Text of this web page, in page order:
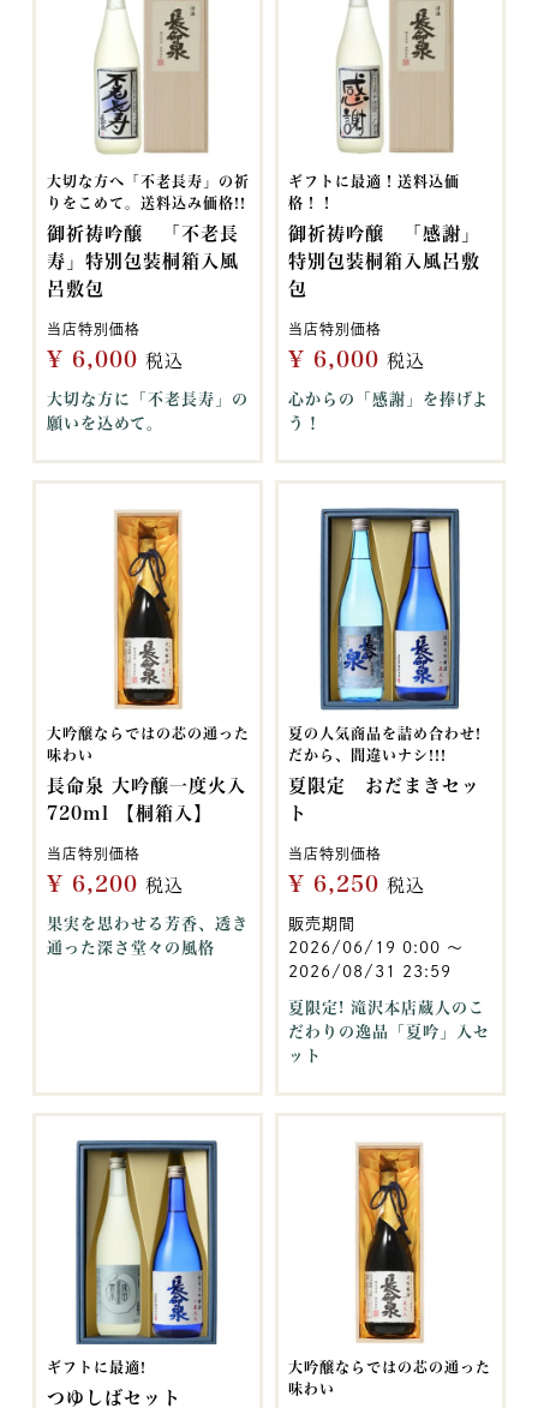
大切な方へ「不老長寿」の祈
りをこめて。送料込み価格!!
御祈祷吟醸 「不老長
寿」特別包装桐箱入風
呂敷包
当店特別価格
¥ 6,000 税込
大切な方に「不老長寿」の
願いを込めて。
ギフトに最適！送料込価
格！！
御祈祷吟醸 「感謝」
特別包装桐箱入風呂敷
包
当店特別価格
¥ 6,000 税込
心からの「感謝」を捧げよ
う！
大吟醸ならではの芯の通った
味わい
長命泉 大吟醸一度火入
720ml 【桐箱入】
当店特別価格
¥ 6,200 税込
果実を思わせる芳香、透き
通った深さ堂々の風格
夏の人気商品を詰め合わせ!
だから、間違いナシ!!!
夏限定 おだまきセッ
ト
当店特別価格
¥ 6,250 税込
販売期間
2026/06/19 0:00 〜
2026/08/31 23:59
夏限定! 滝沢本店蔵人のこ
だわりの逸品「夏吟」入セ
ット
ギフトに最適!
つゆしばセット
大吟醸ならではの芯の通った
味わい